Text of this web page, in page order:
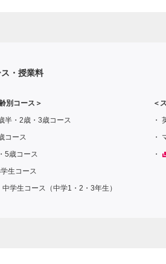
・授業料
別コース＞
半・2歳・3歳コース
コース
5歳コース
生コース
中学生コース（中学1・2・3年生）
＜